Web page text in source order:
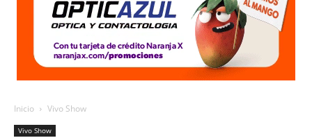
Inicio Vivo Show
Vivo Show